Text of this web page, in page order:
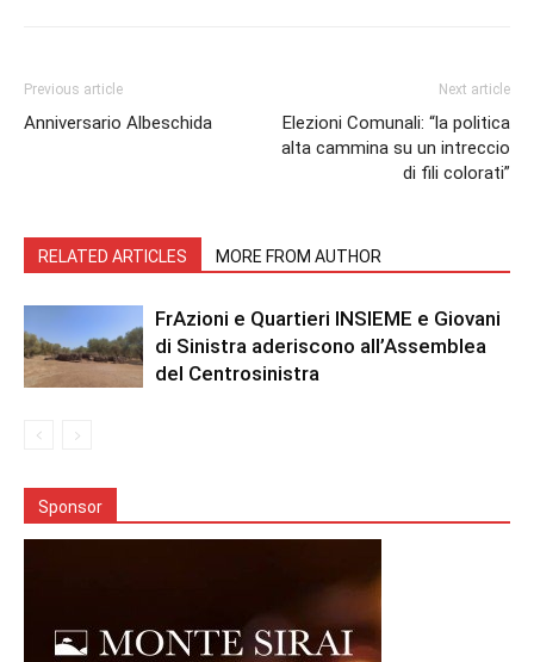
Previous article
Anniversario Albeschida
Next article
Elezioni Comunali: “la politica
alta cammina su un intreccio
di fili colorati”
RELATED ARTICLES MORE FROM AUTHOR
FrAzioni e Quartieri INSIEME e Giovani
di Sinistra aderiscono all’Assemblea
del Centrosinistra
Sponsor